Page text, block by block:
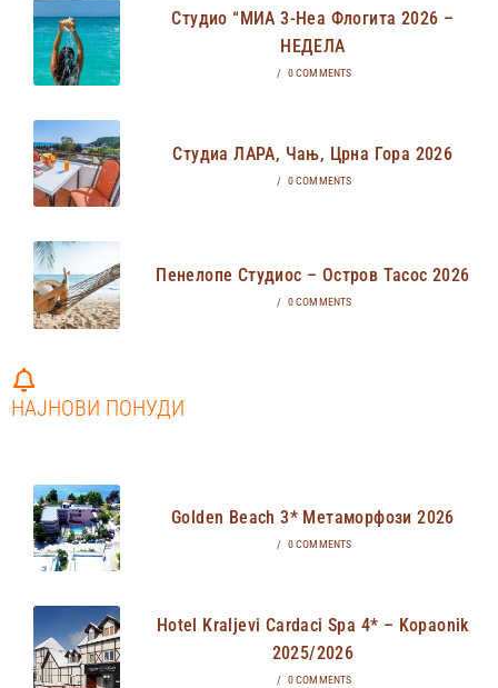
Студио “МИА 3-Неа Флогита 2026 –
НЕДЕЛА
/ 0 COMMENTS
Студиа ЛАРА, Чањ, Црна Гора 2026
/ 0 COMMENTS
Пенелопе Студиос – Остров Тасос 2026
/ 0 COMMENTS
НАЈНОВИ ПОНУДИ
Golden Beach 3* Метаморфози 2026
/ 0 COMMENTS
Hotel Kraljevi Cardaci Spa 4* – Kopaonik
2025/2026
/ 0 COMMENTS